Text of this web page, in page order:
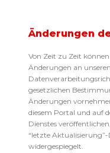
Änderungen
Von Zeit zu Zeit
Änderungen an
gesetzlichen
Änderungen
diesem Portal und auf
Dienstes
“letzte
widergespiegelt.